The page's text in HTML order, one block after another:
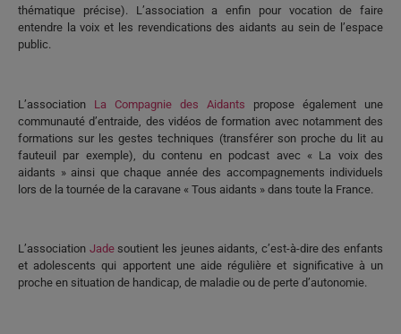
thématique précise). L’association a enfin pour vocation de faire
entendre la voix et les revendications desaidants au sein de l’espace
public.
L’association La Compagnie des Aidants propose également une
communauté d’entraide, des vidéos de formation avec notamment des
formations sur les gestes techniques (transférer son proche du lit au
fauteuil par exemple), du contenu en podcast avec « La voix des
aidants » ainsi que chaque année des accompagnements individuels
lors de la tournée de la caravane « Tous aidants » dans toute la France.
L’association Jadesoutient les jeunes aidants, c’est-à-dire des enfants
et adolescents qui apportent une aide régulière et significative à un
proche en situation de handicap, de maladie ou de perte d’autonomie.